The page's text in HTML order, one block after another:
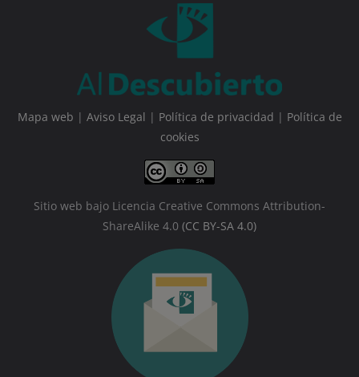
Mapa web | Aviso Legal | Política de privacidad | Política de
cookies
Sitio web bajo Licencia Creative Commons Attribution-
ShareAlike 4.0 (CC BY-SA 4.0)